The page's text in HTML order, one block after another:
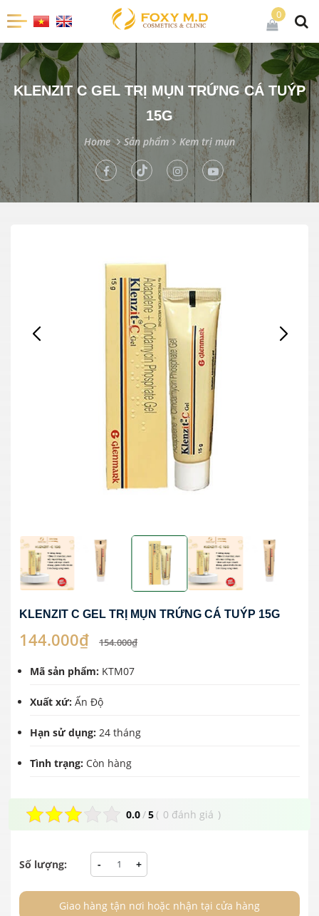
0
KLENZIT C GEL TRỊ MỤN TRỨNG CÁ TUÝP
15G
Home Sản phẩm Kem trị mụn
KLENZIT C GEL TRỊ MỤN TRỨNG CÁ TUÝP 15G
144.000₫ 154.000₫
Mã sản phẩm: KTM07
Xuất xứ: Ấn Độ
Hạn sử dụng: 24 tháng
Tình trạng: Còn hàng
0.0 /5( 0 đánh giá )
Số lượng: - +
Giao hàng tận nơi hoặc nhận tại cửa hàng